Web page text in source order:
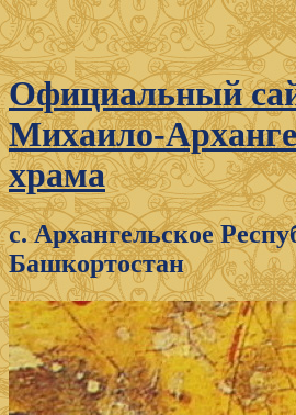
Официальный
Михаило-
храма
с. Архангельское
Башкортостан